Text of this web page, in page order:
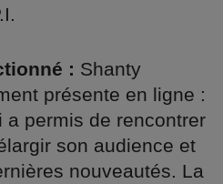
: Shanty
présente en ligne :
a permis de rencontrer
son audience et
nouveautés. La